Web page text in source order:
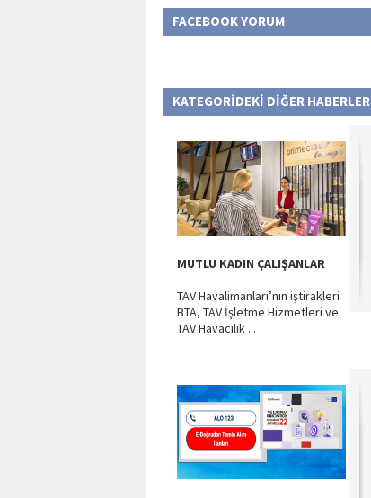
FACEBOOK YORUM
KATEGORİDEKİ DİĞER HABERLER
MUTLU KADIN ÇALIŞANLAR
TAV Havalimanları’nın iştirakleri
BTA, TAV İşletme Hizmetleri ve
TAV Havacılık ...